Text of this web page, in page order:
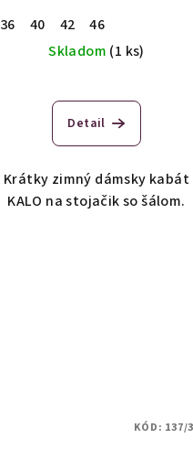
36
40 42
46
Skladom (1 ks)
Detail
Krátky zimný dámsky kabát
KALO na stojačik so šálom.
KÓD: 137/